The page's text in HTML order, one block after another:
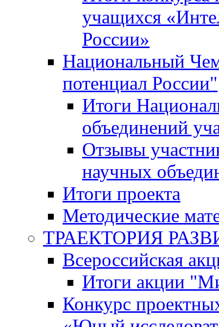
учащихся
России»
Национальный
потенциал России"
Итоги
объединений
Отзывы
научных
Итоги проекта
Методические
ТРАЕКТОРИЯ
Всероссийская
Итоги акции
Конкурс